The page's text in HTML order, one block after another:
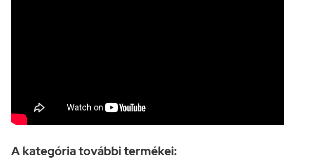
A kategória további termékei: